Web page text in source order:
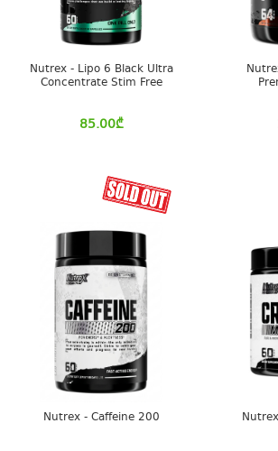
Nutrex - Lipo 6 Black Ultra
Concentrate Stim Free
85.00₾
Nutrex - Caffeine 200